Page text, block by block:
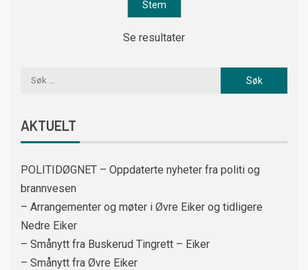
Se resultater
AKTUELT
POLITIDØGNET – Oppdaterte nyheter fra politi og
brannvesen
– Arrangementer og møter i Øvre Eiker og tidligere
Nedre Eiker
– Smånytt fra Buskerud Tingrett – Eiker
– Smånytt fra Øvre Eiker